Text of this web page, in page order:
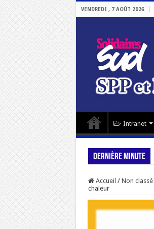
VENDREDI , 7 AOÛT 2026
Intranet
Dernière minute
Accueil / Non classé
chaleur